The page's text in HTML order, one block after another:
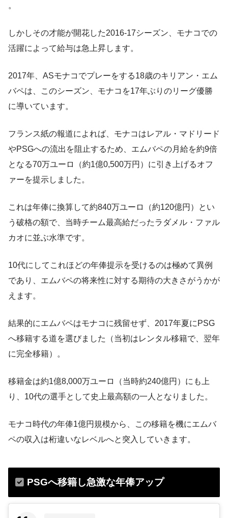
。
しかしその才能が開花した2016-17シーズン、モナコでの
活躍によって給与は急上昇します。
2017年、ASモナコでプレーをする18歳のキリアン・エム
バペ​は、このシーズン、モナコを17年ぶりのリーグ優勝
に導いています。
フランス紙の報道によれば、モナコはレアル・マドリード
やPSGへの流出を阻止するため、エムバペの月給を約9倍
となる70万ユーロ（約1億0,500万円）に引き上げるオフ
ァーを提示しました 。
これは年俸に換算して約840万ユーロ（約120億円）とい
う破格の額で、当時チーム最高給だったラダメル・ファル
カオに並ぶ水準です​。
10代にしてこれほどの年俸提示を受けるのは極めて異例
であり、エムバペの将来性に対する期待の大きさがうかが
えます。
結果的にエムバペはモナコに残留せず、2017年夏にPSG
へ移籍する道を選びました（当初はレンタル移籍で、翌年
に完全移籍）​。
移籍金は約1億8,000万ユーロ（当時約240億円）にも上
り、10代の選手として史上最高額の一人となりました​。
モナコ時代の年俸1億円規模から、この移籍を機にエムバ
ペの収入は桁違いなレベルへと突入していきます。
PSGへ移籍し急激な年俸アップ